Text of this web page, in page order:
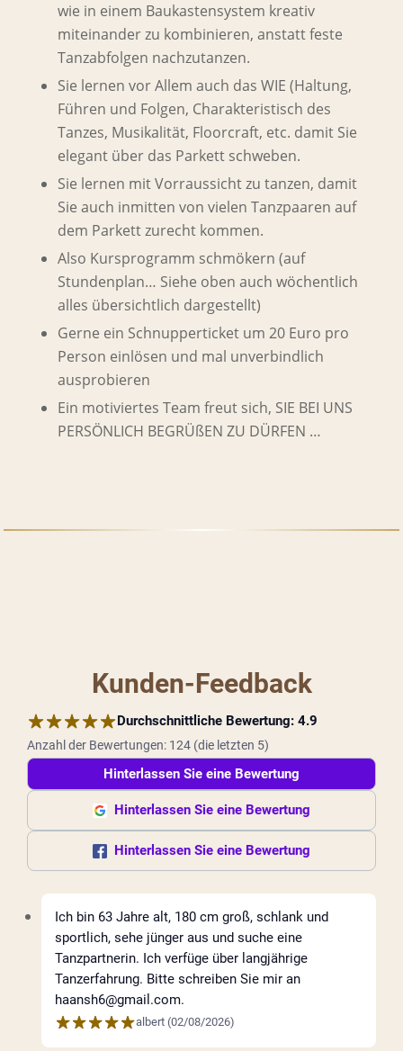
wie in einem Baukastensystem kreativ
miteinander zu kombinieren, anstatt feste
Tanzabfolgen nachzutanzen.
Sie lernen vor Allem auch das WIE (Haltung,
Führen und Folgen, Charakteristisch des
Tanzes, Musikalität, Floorcraft, etc. damit Sie
elegant über das Parkett schweben.
Sie lernen mit Vorraussicht zu tanzen, damit
Sie auch inmitten von vielen Tanzpaaren auf
dem Parkett zurecht kommen.
Also Kursprogramm schmökern (auf
Stundenplan… Siehe oben auch wöchentlich
alles übersichtlich dargestellt)
Gerne ein Schnupperticket um 20 Euro pro
Person einlösen und mal unverbindlich
ausprobieren
Ein motiviertes Team freut sich, SIE BEI UNS
PERSÖNLICH BEGRÜßEN ZU DÜRFEN …
Kunden-Feedback
Durchschnittliche Bewertung: 4.9
Anzahl der Bewertungen: 124 (die letzten 5)
Hinterlassen Sie eine Bewertung
Hinterlassen Sie eine Bewertung
Hinterlassen Sie eine Bewertung
Ich bin 63 Jahre alt, 180 cm groß, schlank und
sportlich, sehe jünger aus und suche eine
Tanzpartnerin. Ich verfüge über langjährige
Tanzerfahrung. Bitte schreiben Sie mir an
haansh6@gmail.com.
albert (02/08/2026)